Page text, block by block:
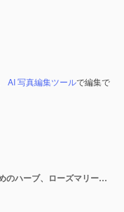
AI 写真編集ツールで編集で
野菜、スパイス、パセリを調理するためのハーブ、ローズマリー、トマト、ニンニク、唐辛子